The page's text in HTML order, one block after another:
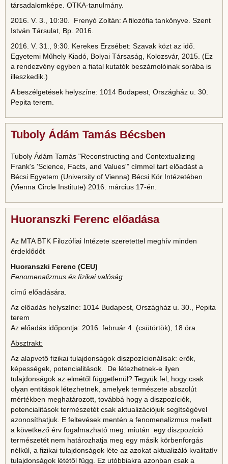
társadalomképe. OTKA-tanulmány.
2016. V. 3., 10:30. Frenyó Zoltán: A filozófia tankönyve. Szent
István Társulat, Bp. 2016.
2016. V. 31., 9:30. Kerekes Erzsébet: Szavak közt az idő.
Egyetemi Műhely Kiadó, Bolyai Társaság, Kolozsvár, 2015. (Ez
a rendezvény egyben a fiatal kutatók beszámolóinak sorába is
illeszkedik.)
A beszélgetések helyszíne: 1014 Budapest, Országház u. 30.
Pepita terem.
Tuboly Ádám Tamás Bécsben
Tuboly Ádám Tamás "Reconstructing and Contextualizing
Frank's 'Science, Facts, and Values'" címmel tart előadást a
Bécsi Egyetem (University of Vienna) Bécsi Kör Intézetében
(Vienna Circle Institute) 2016. március 17-én.
Huoranszki Ferenc előadása
Az MTA BTK Filozófiai Intézete szeretettel meghív minden
érdeklődőt
Huoranszki Ferenc (CEU)
Fenomenalizmus és fizikai valóság
című előadására.
Az előadás helyszíne: 1014 Budapest, Országház u. 30., Pepita
terem
Az előadás időpontja: 2016. február 4. (csütörtök), 18 óra.
Absztrakt:
Az alapvető fizikai tulajdonságok diszpozícionálisak: erők,
képességek, potencialitások. De létezhetnek-e ilyen
tulajdonságok az elmétől függetlenül? Tegyük fel, hogy csak
olyan entitások létezhetnek, amelyek természete abszolút
mértékben meghatározott, továbbá hogy a diszpozíciók,
potencialitások természetét csak aktualizációjuk segítségével
azonosíthatjuk. E feltevések mentén a fenomenalizmus mellett
a következő érv fogalmazható meg: miután egy diszpozíció
természetét nem határozhatja meg egy másik körbenforgás
nélkül, a fizikai tulajdonságok léte az azokat aktualizáló kvalitatív
tulajdonságok lététől függ. Ez utóbbiakra azonban csak a